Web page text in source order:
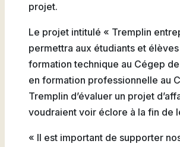
Badminton
Flag
Football
projet.
Le projet intitulé « Tremplin
permettra aux étudiants et
formation technique au Cégep
en formation professionnelle au
Tremplin d’évaluer un projet
voudraient voir éclore à la fin de
« Il est important de supporter